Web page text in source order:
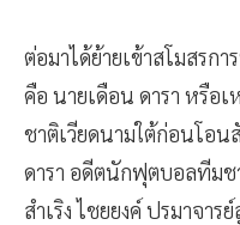
ต่อมาได้ย้ายเข้าสโมสรก
คือ นายเดือน ดารา หรือ
ชาติเวียดนามใต้ก่อนโอ
ดารา อดีตนักฟุตบอลทีมช
สำเริง ไชยยงค์ ปรมาจาร